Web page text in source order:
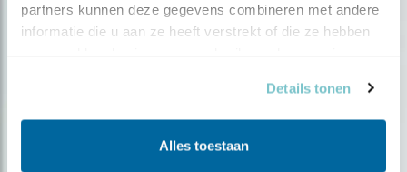
partners kunnen deze gegevens combineren met andere
informatie die u aan ze heeft verstrekt of die ze hebben
Details tonen
Alles toestaan